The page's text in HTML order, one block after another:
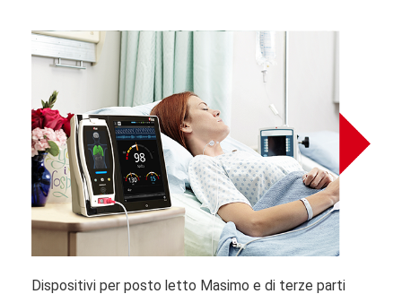
Dispositivi per posto letto Masimo e di terze parti